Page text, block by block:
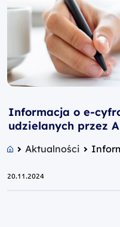
Informacja o e-
udzielanych przez
Aktualności
20.11.2024